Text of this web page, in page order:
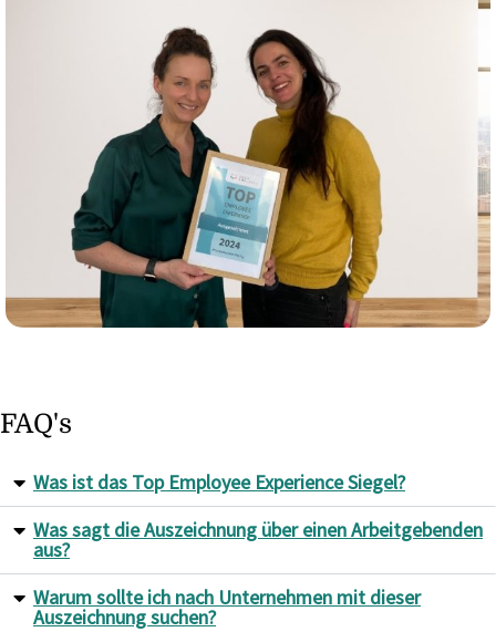
FAQ's
Was ist das Top Employee Experience Siegel?
Was sagt die Auszeichnung über einen Arbeitgebenden
aus?
Warum sollte ich nach Unternehmen mit dieser
Auszeichnung suchen?